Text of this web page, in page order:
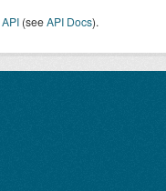
API (seeAPI Docs).